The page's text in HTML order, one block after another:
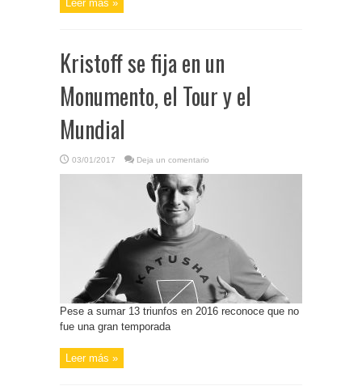
Leer más »
Kristoff se fija en un
Monumento, el Tour y el
Mundial
03/01/2017 Deja un comentario
Pese a sumar 13 triunfos en 2016 reconoce que no
fue una gran temporada
Leer más »